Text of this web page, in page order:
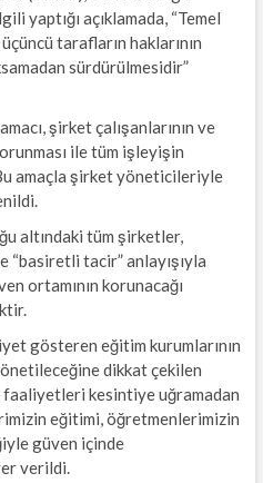
yaptığı açıklamada, “Temel
tarafların haklarının
sürdürülmesidir”
şirket çalışanlarının ve
ile tüm işleyişin
amaçla şirket yöneticileriyle
altındaki tüm şirketler,
“basiretli tacir” anlayışıyla
ortamının korunacağı
gösteren eğitim kurumlarının
dikkat çekilen
faaliyetleri kesintiye uğramadan
eğitimi, öğretmenlerimizin
güven içinde
verildi.